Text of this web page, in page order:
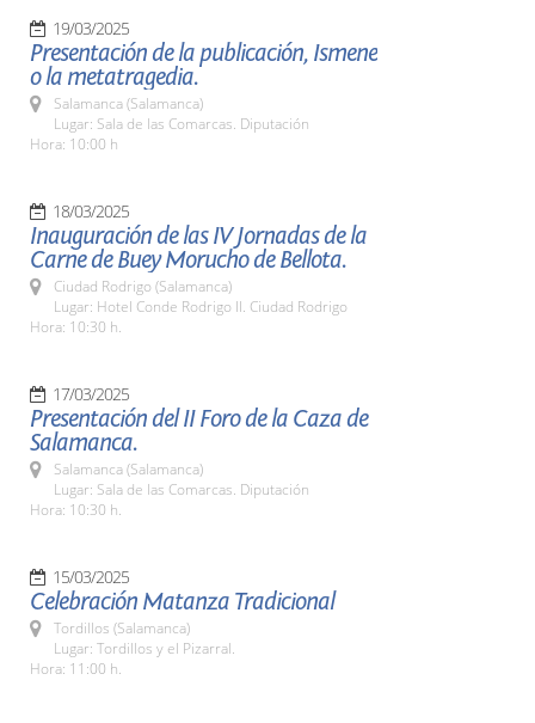
19/03/2025
Presentación de la publicación, Ismene
o la metatragedia.
Salamanca (Salamanca)
Lugar: Sala de las Comarcas. Diputación
Hora: 10:00 h
18/03/2025
Inauguración de las IV Jornadas de la
Carne de Buey Morucho de Bellota.
Ciudad Rodrigo (Salamanca)
Lugar: Hotel Conde Rodrigo II. Ciudad Rodrigo
Hora: 10:30 h.
17/03/2025
Presentación del II Foro de la Caza de
Salamanca.
Salamanca (Salamanca)
Lugar: Sala de las Comarcas. Diputación
Hora: 10:30 h.
15/03/2025
Celebración Matanza Tradicional
Tordillos (Salamanca)
Lugar: Tordillos y el Pizarral.
Hora: 11:00 h.